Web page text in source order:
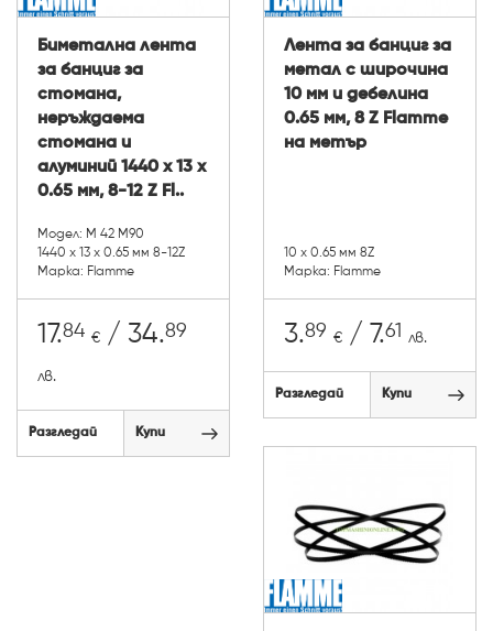
Биметална лента
за банциг за
стомана,
неръждаема
стомана и
алуминий 1440 х 13 х
0.65 мм, 8-12 Z Fl..
Модел: М 42 М90
1440 х 13 х 0.65 мм 8-12Z
Марка: Flamme
17.84 € / 34.89
лв.
Разгледай Купи
Лента за банциг за
метал с широчина
10 мм и дебелина
0.65 мм, 8 Z Flamme
на метър
10 х 0.65 мм 8Z
Марка: Flamme
3.89 € / 7.61 лв.
Разгледай Купи